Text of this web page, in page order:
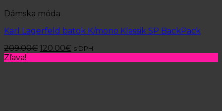
Dámska móda
Karl Lagerfeld batok K/mono Klassik SP BackPack
209.00€ 120.00€ s DPH
Zľava!